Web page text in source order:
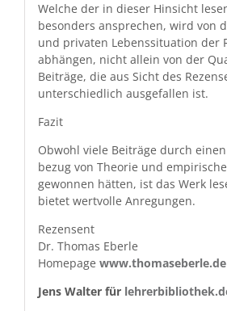
Welche der in dieser Hin­sicht
beson­ders ansprechen, wird von
und pri­vat­en Lebenssi­t­u­a­tion der
abhän­gen, nicht allein von der
Beiträge, die aus Sicht des
unter­schiedlich aus­ge­fall­en ist.
Faz­it
Obwohl viele Beiträge durch
bezug von The­o­rie und
gewon­nen hät­ten, ist das Werk
bietet wertvolle Anregungen.
Rezensent
Dr. Thomas Eberle
Home­page www.thomaseberle.de
Jens Wal­ter für